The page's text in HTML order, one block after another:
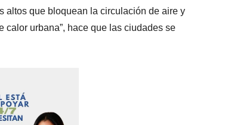
altos que bloquean la circulación de aire y
calor urbana”, hace que las ciudades se